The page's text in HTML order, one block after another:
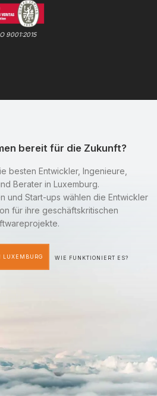
9001:2015
bereit für die Zukunft?
besten Entwickler, Ingenieure,
Berater in Luxemburg.
und Start-ups wählen die Entwickler
für ihre geschäftskritischen
LUXEMBURG WIE FUNKTIONIERT ES?